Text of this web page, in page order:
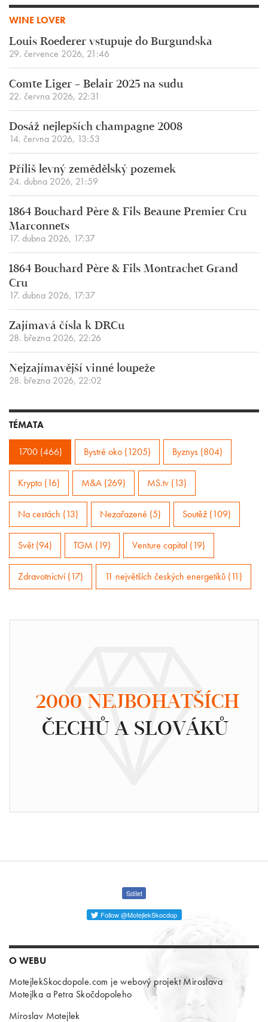
WINE LOVER
Louis Roederer vstupuje do Burgundska
29. července 2026, 21:46
Comte Liger – Belair 2025 na sudu
22. června 2026, 22:31
Dosáž nejlepších champagne 2008
14. června 2026, 13:53
Příliš levný zemědělský pozemek
24. dubna 2026, 21:59
1864 Bouchard Père & Fils Beaune Premier Cru
Marconnets
17. dubna 2026, 17:37
1864 Bouchard Père & Fils Montrachet Grand
Cru
17. dubna 2026, 17:37
Zajímavá čísla k DRCu
28. března 2026, 22:26
Nejzajímavější vinné loupeže
28. března 2026, 22:02
TÉMATA
1700 (466) Bystré oko (1205) Byznys (804)
Krypto (16) M&A (269) MS.tv (13)
Na cestách (13) Nezařazené (5) Soutěž (109)
Svět (94) TGM (19) Venture capital (19)
Zdravotnictví (17) 11 největších českých energetiků (11)
2000 NEJBOHATŠÍCH
ČECHŮ A SLOVÁKŮ
Sdílet
Follow @MotejlekSkocdop
O WEBU
MotejlekSkocdopole.com je webový projekt Miroslava
Motejlka a Petra Skočdopoleho
Miroslav Motejlek